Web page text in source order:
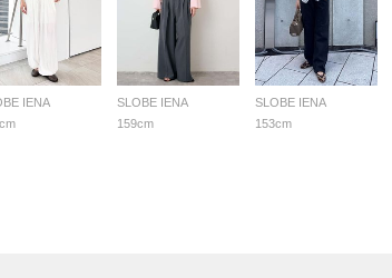
IENA
SLOBE IENA
159cm
SLOBE IENA
153cm